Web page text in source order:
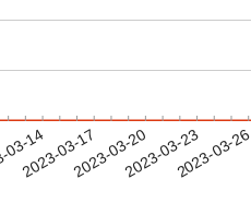
14
2023-03-172023-03-202023-03-232023-03-26